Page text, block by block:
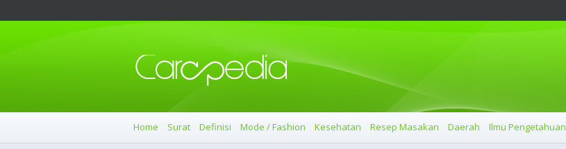
Home Surat Definisi Mode / Fashion Kesehatan Resep Masakan Daerah Ilmu Pengetahuan